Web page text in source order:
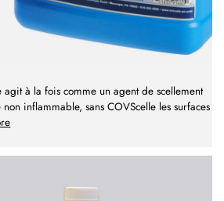
à la fois comme un agent de scellement
inflammable, sans COVScelle les surfaces